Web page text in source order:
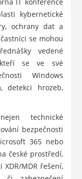
IT konference
kybernetické
ochrany dat a
se mohou
vedené
se ve své
Windows
detekci hrozeb,
technické
bezpečnosti
365 nebo
české prostředí,
MDR řešení,